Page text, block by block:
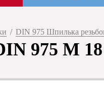
/ DIN 975 Шпилька
975 М 18